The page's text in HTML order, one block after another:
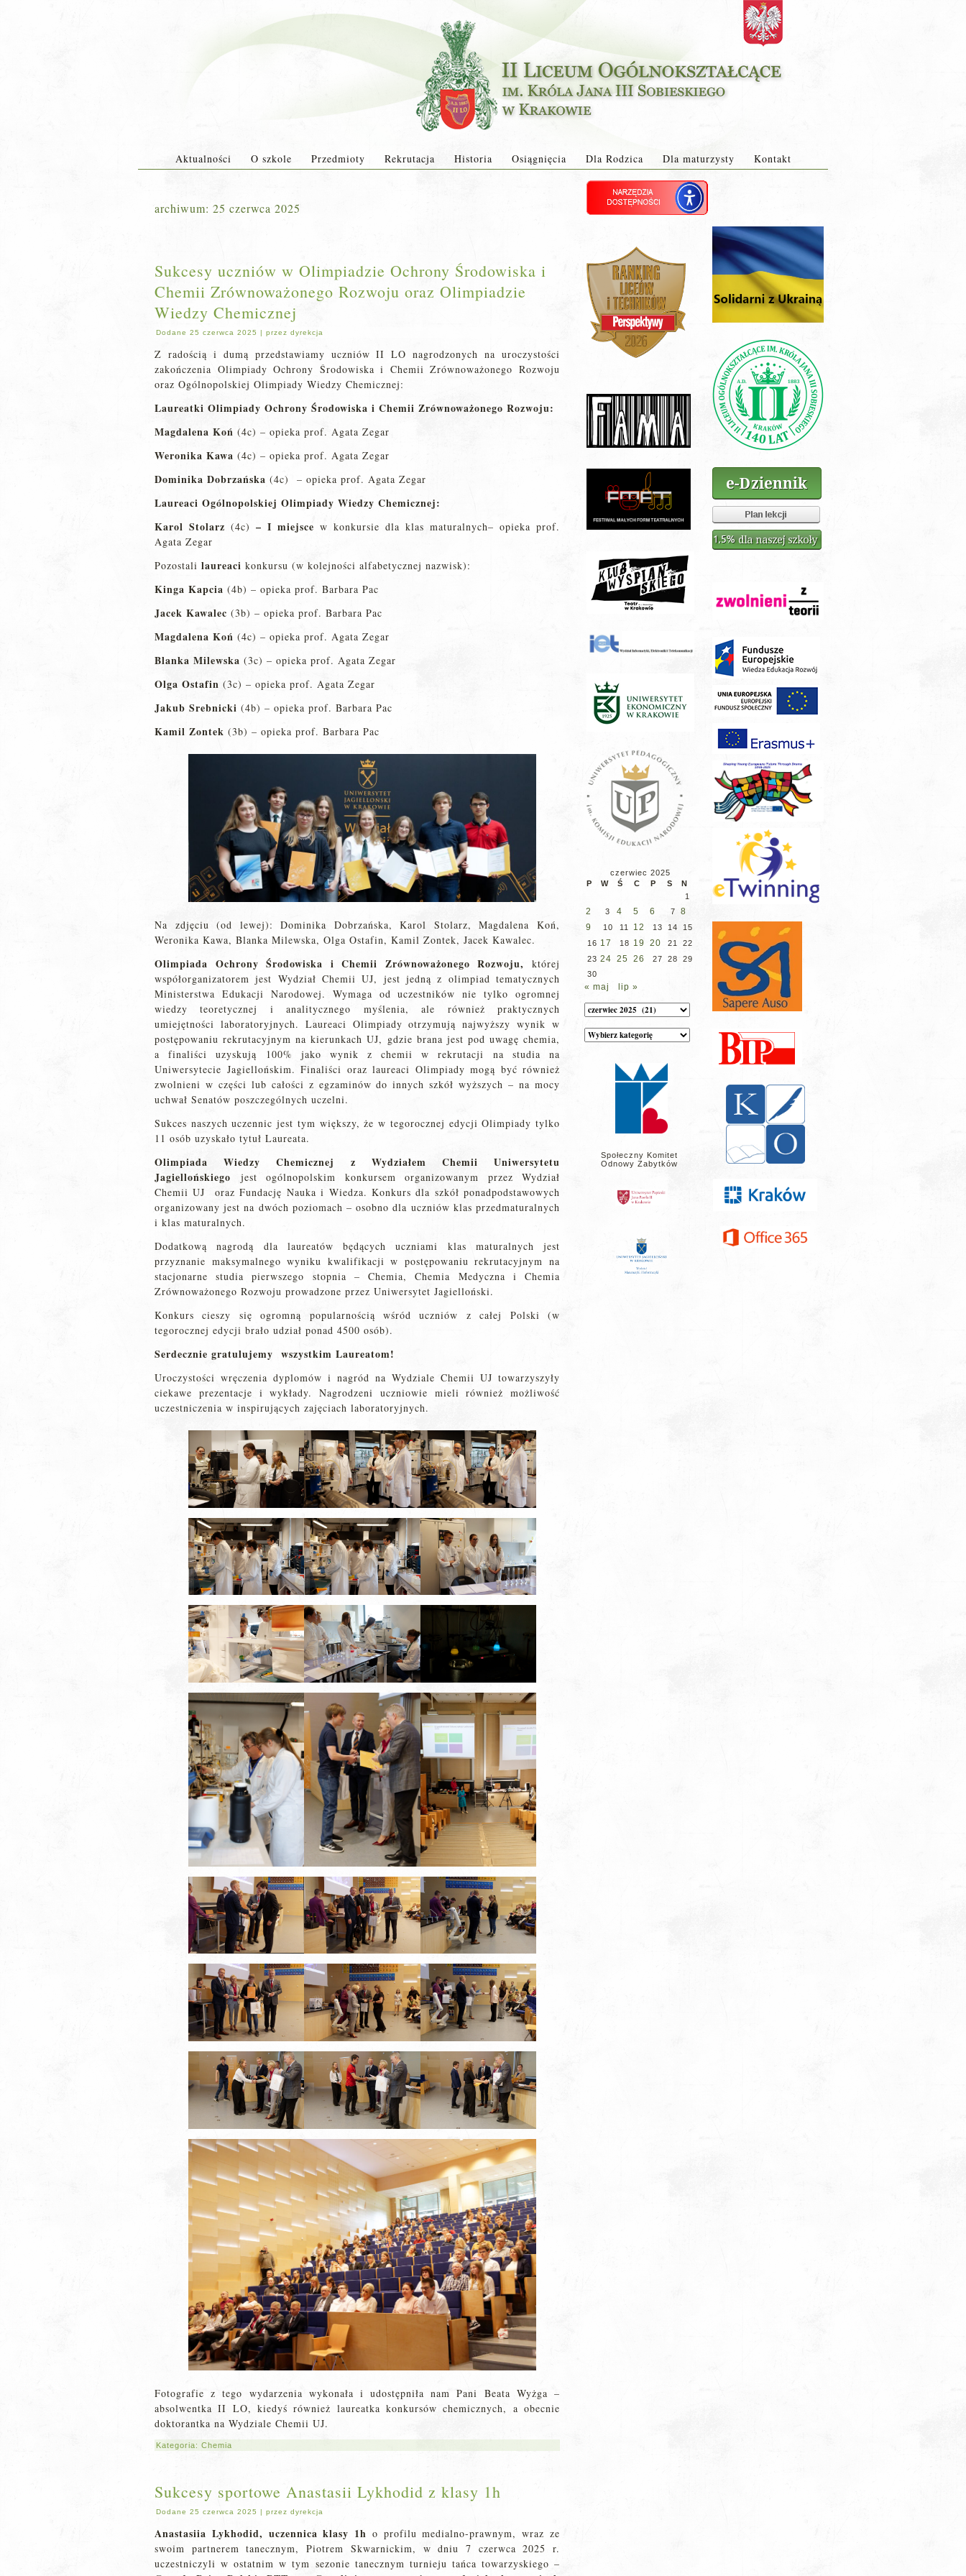
Aktualności O szkole Przedmioty Rekrutacja Historia Osiągnięcia Dla Rodzica Dla maturzysty Kontakt
archiwum: 25 czerwca 2025
Sukcesy uczniów w Olimpiadzie Ochrony Środowiska i
Chemii Zrównoważonego Rozwoju oraz Olimpiadzie
Wiedzy Chemicznej
Dodane 25 czerwca 2025 | przez dyrekcja
Z radością i dumą przedstawiamy uczniów II LO nagrodzonych na uroczystości
zakończenia Olimpiady Ochrony Środowiska i Chemii Zrównoważonego Rozwoju
oraz Ogólnopolskiej Olimpiady Wiedzy Chemicznej:
Laureatki Olimpiady Ochrony Środowiska i Chemii Zrównoważonego Rozwoju:
Magdalena Koń (4c) – opieka prof. Agata Zegar
Weronika Kawa (4c) – opieka prof. Agata Zegar
Dominika Dobrzańska (4c) – opieka prof. Agata Zegar
Laureaci Ogólnopolskiej Olimpiady Wiedzy Chemicznej:
Karol Stolarz (4c) – I miejsce w konkursie dla klas maturalnych– opieka prof.
Agata Zegar
Pozostali laureaci konkursu (w kolejności alfabetycznej nazwisk):
Kinga Kapcia (4b) – opieka prof. Barbara Pac
Jacek Kawalec (3b) – opieka prof. Barbara Pac
Magdalena Koń (4c) – opieka prof. Agata Zegar
Blanka Milewska (3c) – opieka prof. Agata Zegar
Olga Ostafin (3c) – opieka prof. Agata Zegar
Jakub Srebnicki (4b) – opieka prof. Barbara Pac
Kamil Zontek (3b) – opieka prof. Barbara Pac
Na zdjęciu (od lewej): Dominika Dobrzańska, Karol Stolarz, Magdalena Koń,
Weronika Kawa, Blanka Milewska, Olga Ostafin, Kamil Zontek, Jacek Kawalec.
Olimpiada Ochrony Środowiska i Chemii Zrównoważonego Rozwoju, której
współorganizatorem jest Wydział Chemii UJ, jest jedną z olimpiad tematycznych
Ministerstwa Edukacji Narodowej. Wymaga od uczestników nie tylko ogromnej
wiedzy teoretycznej i analitycznego myślenia, ale również praktycznych
umiejętności laboratoryjnych. Laureaci Olimpiady otrzymują najwyższy wynik w
postępowaniu rekrutacyjnym na kierunkach UJ, gdzie brana jest pod uwagę chemia,
a finaliści uzyskują 100% jako wynik z chemii w rekrutacji na studia na
Uniwersytecie Jagiellońskim. Finaliści oraz laureaci Olimpiady mogą być również
zwolnieni w części lub całości z egzaminów do innych szkół wyższych – na mocy
uchwał Senatów poszczególnych uczelni.
Sukces naszych uczennic jest tym większy, że w tegorocznej edycji Olimpiady tylko
11 osób uzyskało tytuł Laureata.
Olimpiada Wiedzy Chemicznej z Wydziałem Chemii Uniwersytetu
Jagiellońskiego jest ogólnopolskim konkursem organizowanym przez Wydział
Chemii UJ oraz Fundację Nauka i Wiedza. Konkurs dla szkół ponadpodstawowych
organizowany jest na dwóch poziomach – osobno dla uczniów klas przedmaturalnych
i klas maturalnych.
Dodatkową nagrodą dla laureatów będących uczniami klas maturalnych jest
przyznanie maksymalnego wyniku kwalifikacji w postępowaniu rekrutacyjnym na
stacjonarne studia pierwszego stopnia – Chemia, Chemia Medyczna i Chemia
Zrównoważonego Rozwoju prowadzone przez Uniwersytet Jagielloński.
Konkurs cieszy się ogromną popularnością wśród uczniów z całej Polski (w
tegorocznej edycji brało udział ponad 4500 osób).
Serdecznie gratulujemy wszystkim Laureatom!
Uroczystości wręczenia dyplomów i nagród na Wydziale Chemii UJ towarzyszyły
ciekawe prezentacje i wykłady. Nagrodzeni uczniowie mieli również możliwość
uczestniczenia w inspirujących zajęciach laboratoryjnych.
Fotografie z tego wydarzenia wykonała i udostępniła nam Pani Beata Wyżga –
absolwentka II LO, kiedyś również laureatka konkursów chemicznych, a obecnie
doktorantka na Wydziale Chemii UJ.
Kategoria: Chemia
Sukcesy sportowe Anastasii Lykhodid z klasy 1h
Dodane 25 czerwca 2025 | przez dyrekcja
Anastasiia Lykhodid, uczennica klasy 1h o profilu medialno-prawnym, wraz ze
swoim partnerem tanecznym, Piotrem Skwarnickim, w dniu 7 czerwca 2025 r.
uczestniczyli w ostatnim w tym sezonie tanecznym turnieju tańca towarzyskiego –
czerwiec 2025
P
W Ś C P S
N
1
2 3 4 5 6 7
8
9
10 11 12 13 14
15
16 17 18 19 20 21
22
23 24 25 26 27 28
29
30
« maj lip »
Archiwum
Kategorie
wpisów
Społeczny Komitet
Odnowy Zabytków